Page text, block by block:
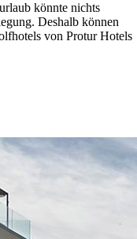
könnte nichts
Deshalb können
von Protur Hotels